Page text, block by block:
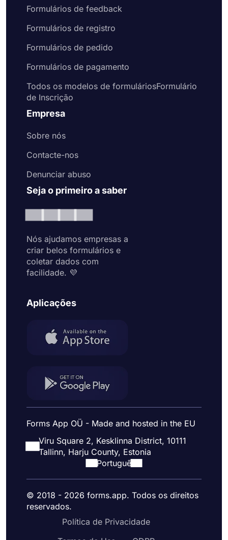
Formulários de feedback
Formulários de registro
Formulários de pedido
Formulários de pagamento
Todos os modelos de formuláriosFormulário
de Inscrição
Empresa
Sobre nós
Contacte-nos
Denunciar abuso
Seja o primeiro a saber
Nós ajudamos empresas a
criar belos formulários e
coletar dados com
facilidade. 💜
Aplicações
Forms App OÜ - Made and hosted in the EU
Viru Square 2, Kesklinna District, 10111
Tallinn, Harju County, Estonia
Portuguê
© 2018 - 2026 forms.app. Todos os direitos
reservados.
Política de Privacidade